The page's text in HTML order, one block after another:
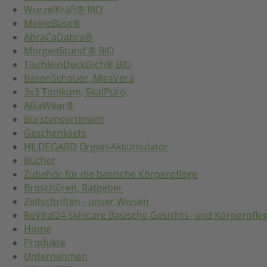
WurzelKraft® BIO
MeineBase®
AbraCaDabra®
MorgenStund'® BIO
TischleinDeckDich® BIO
BasenSchauer, MiraVera
3x3 Tonikum, SkalPuro
AlkaWear®
Bürstensortiment
Geschenksets
HILDEGARD Orgon-Akkumulator
Bücher
Zubehör für die basische Körperpflege
Broschüren, Ratgeber
Zeitschriften - unser Wissen
ReVital24 Skincare Basische Gesichts- und
Home
Produkte
Unternehmen